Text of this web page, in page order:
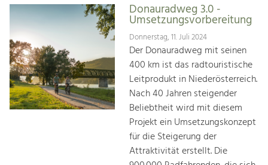
Donauradweg 3.0 -
Umsetzungsvorbereitung
Donnerstag, 11. Juli 2024
Der Donauradweg mit seinen
400 km ist das radtouristische
Leitprodukt in Niederösterreich.
Nach 40 Jahren steigender
Beliebtheit wird mit diesem
Projekt ein Umsetzungskonzept
für die Steigerung der
Attraktivität erstellt. Die